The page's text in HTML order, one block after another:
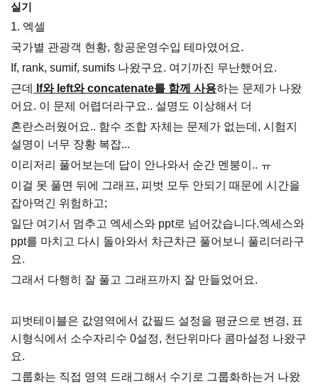
실기
1. 엑셀
국가별 관광객 현황, 항공운영수입 테마였어요.
If, rank, sumif, sumifs 나왔구요. 여기까진 무난했어요.
근데
If와 left와 concatenate를 함께 사용하는 문제가 나왔
어요. 이 문제 어렵더라구요.. 설명도 이상해서 더
혼란스러웠어요.. 함수 조합 자체는 문제가 없는데, 시험지
설명이 너무 장황 복잡...
이리저리 풀어보는데 답이 안나와서 순간 멘붕이.. ㅠ
이걸 못 풀면 뒤에 그래프, 피벗 모두 안되기 때문에 시간을
잡아먹긴 위험하고;
일단 여기서 멈추고 엑세스와 ppt로 넘어갔습니다.엑세스와
ppt를 마치고 다시 돌아와서 차근차근 풀어보니 풀리더라구
요.
그래서 다행히 잘 풀고 그래프까지 잘 만들었어요.
피벗테이블은 값영역에서 값필드 설정을 평균으로 변경, 표
시형식에서 소수자리수 0설정, 천단위마다 콤마설정 나왔구
요.
그룹화는 직접 영역 드래그해서 수기로 그룹화하는거 나왔